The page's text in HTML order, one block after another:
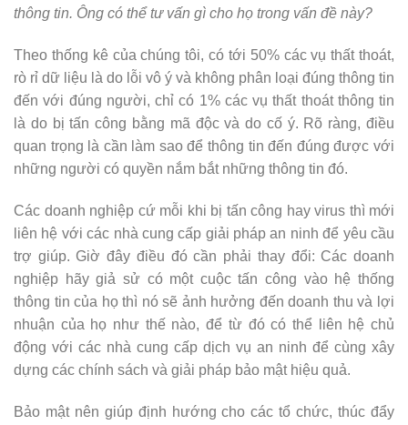
thông tin. Ông có thể tư vấn gì cho họ trong vấn đề này?
Theo thống kê của chúng tôi, có tới 50% các vụ thất thoát,
rò rỉ dữ liệu là do lỗi vô ý và không phân loại đúng thông tin
đến với đúng người, chỉ có 1% các vụ thất thoát thông tin
là do bị tấn công bằng mã độc và do cố ý. Rõ ràng, điều
quan trọng là cần làm sao để thông tin đến đúng được với
những người có quyền nắm bắt những thông tin đó.
Các doanh nghiệp cứ mỗi khi bị tấn công hay virus thì mới
liên hệ với các nhà cung cấp giải pháp an ninh để yêu cầu
trợ giúp. Giờ đây điều đó cần phải thay đổi: Các doanh
nghiệp hãy giả sử có một cuộc tấn công vào hệ thống
thông tin của họ thì nó sẽ ảnh hưởng đến doanh thu và lợi
nhuận của họ như thế nào, để từ đó có thể liên hệ chủ
động với các nhà cung cấp dịch vụ an ninh để cùng xây
dựng các chính sách và giải pháp bảo mật hiệu quả.
Bảo mật nên giúp định hướng cho các tổ chức, thúc đẩy